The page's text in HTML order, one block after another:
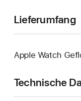
Lieferumfang
Apple Watch
Technische